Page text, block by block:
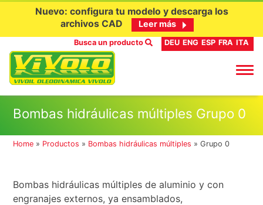
Nuevo: configura tu modelo y descarga los
archivos CAD
Leer más
Busca un producto DEU ENG ESP FRA ITA
Bombas hidráulicas múltiples Grupo 0
Home » Productos » Bombas hidráulicas múltiples »Grupo 0
Bombas hidráulicas múltiples de aluminio y con
engranajes externos, ya ensamblados,